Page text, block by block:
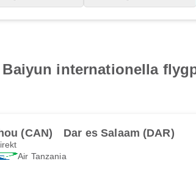
internationella
(CAN) Dar es Salaam (DAR)
Air Tanzania